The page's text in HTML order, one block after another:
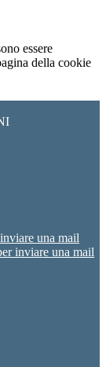
essere
della cookie
una mail
inviare una mail